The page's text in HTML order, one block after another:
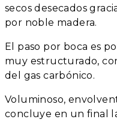
secos desecados
por noble madera.
El paso por boca es
muy estructurado,
del gas carbónico.
Voluminoso,
concluye en un final